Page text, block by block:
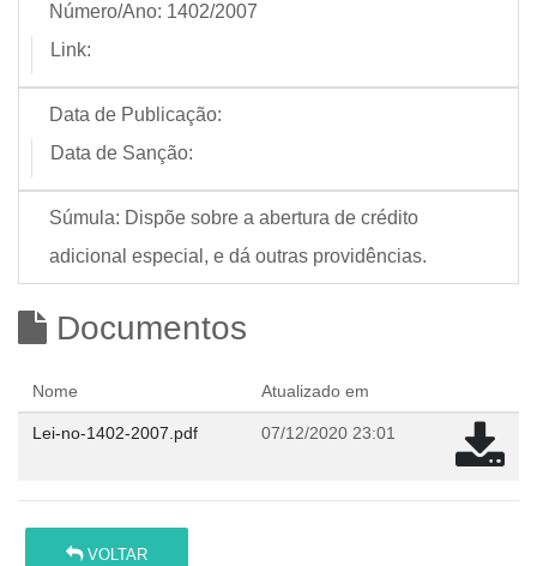
Número/Ano: 1402/2007
Link:
Data de Publicação:
Data de Sanção:
Súmula: Dispõe sobre a abertura de crédito
adicional especial, e dá outras providências.
Documentos
Nome Atualizado em
Lei-no-1402-2007.pdf 07/12/2020 23:01
VOLTAR